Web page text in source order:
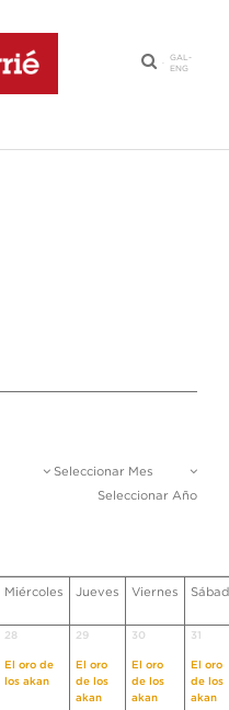
·
GAL-
ENG
Seleccionar Mes
Seleccionar Año
Miércoles Jueves Viernes
28
El oro de
los akan
29
El oro
de los
akan
30
El oro
de los
akan
31
El oro
de los
akan